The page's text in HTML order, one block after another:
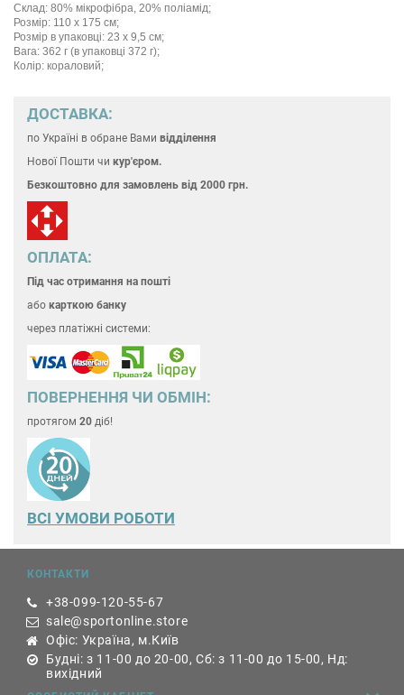
Склад: 80% мікрофібра, 20% поліамід;
Розмір: 110 х 175 см;
Розмір в упаковці: 23 х 9,5 см;
Вага: 362 г (в упаковці 372 г);
Колір: кораловий;
ДОСТАВКА:
по Україні в обране Вами відділення
Нової Пошти чи кур'єром.
Безкоштовно для замовлень від 2000 грн.
ОПЛАТА:
Під час отримання на пошті
або карткою банку
через платіжні системи:
ПОВЕРНЕННЯ ЧИ ОБМІН:
протягом 20 діб!
ВСІ УМОВИ РОБОТИ
КОНТАКТИ
+38-099-120-55-67
sale@sportonline.store
Офіс: Україна, м.Київ
Будні: з 11-00 до 20-00, Сб: з 11-00 до 15-00, Нд:
вихідний